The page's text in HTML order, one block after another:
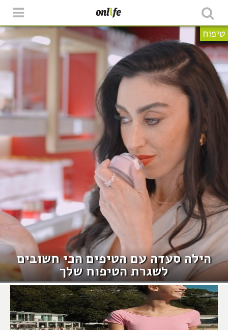
טיפוח
הילה סעדה עם הטיפים הכי חשובים
לשגרת הטיפוח שלך